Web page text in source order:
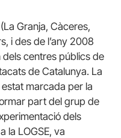
(La Granja, Càceres,
i des de l’any 2008
dels centres públics de
de Catalunya. La
marcada per la
part del grup de
dels
la LOGSE, va